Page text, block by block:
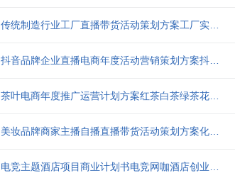
传统制造行业工厂直播带货活动策划方案工厂实体企业电商直播带货方案
抖音品牌企业直播电商年度活动营销策划方案抖音直播电商运营计划方案抖音直播电商培训教程
茶叶电商年度推广运营计划方案红茶白茶绿茶花茶养生茶铁观音小罐茶电商运营方案
美妆品牌商家主播自播直播带货活动策划方案化妆品电商直播活动策划方案
电竞主题酒店项目商业计划书电竞网咖酒店创业方案电竞酒店创业计划书电竞酒店创业企划书